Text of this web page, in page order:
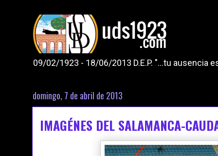
09/02/1923 - 18/06/2013 D.E.P. "...tu ausencia
domingo, 7 de abril de 2013
IMAGÉNES DEL SALAMANCA-